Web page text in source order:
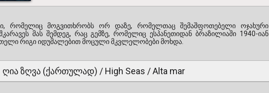
რომელიც მოგვითხრობს ორ დაზე, რომელთაც შემაშფოთებელი ოჯახური
მას შემდეგ, რაც გემზე, რომელიც ესპანეთიდან ბრაზილიაში 1940-იან
რიგი იდუმალებით მოცული მკვლელობები მოხდა.
ღია ზღვა (ქართულად) / High Seas / Alta mar